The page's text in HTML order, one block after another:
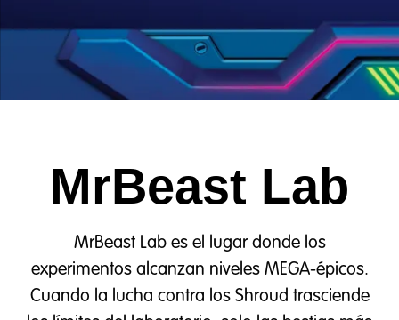
MrBeast Lab
MrBeast Lab es el lugar donde los
experimentos alcanzan niveles MEGA-épicos.
Cuando la lucha contra los Shroud trasciende